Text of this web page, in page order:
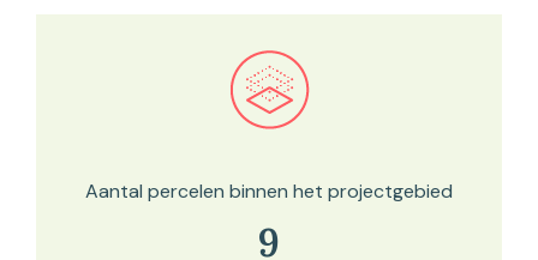
Bekijk in onze kaartviewer
Aantal percelen binnen het projectgebied
9